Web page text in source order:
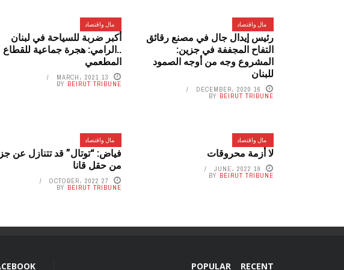
مال واقتصاد
رئيس إيدال جال في مصنع رقائق
التفاح المجففة في جزين:
المشروع وجه من أوجه الصمود
للبنان
16 DECEMBER، 2020
BY BEIRUT TRIBUNE
مال واقتصاد
أكبر ضربة للسياحة في لبنان
..الرامي: هجرة جماعية للقطاع
المطعمي
13 MARCH، 2021
BY BEIRUT TRIBUNE
مال واقتصاد
لا أزمة محروقات
19 JUNE، 2022
BY BEIRUT TRIBUNE
مال واقتصاد
فياض: “توتال” قد تتنازل عن
من حقل قانا
27 OCTOBER، 2022
BY BEIRUT TRIBUNE
RECENT
POPULAR